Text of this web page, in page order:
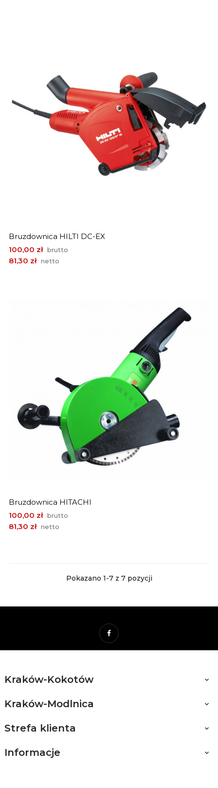
Bruzdownica HILTI DC-EX
Cena
100,00 zł brutto
81,30 zł netto
Bruzdownica HITACHI
Cena
100,00 zł brutto
81,30 zł netto
Pokazano 1-7 z 7 pozycji
Facebook
Kraków-Kokotów 
Kraków-Modlnica 
Strefa klienta 
Informacje 